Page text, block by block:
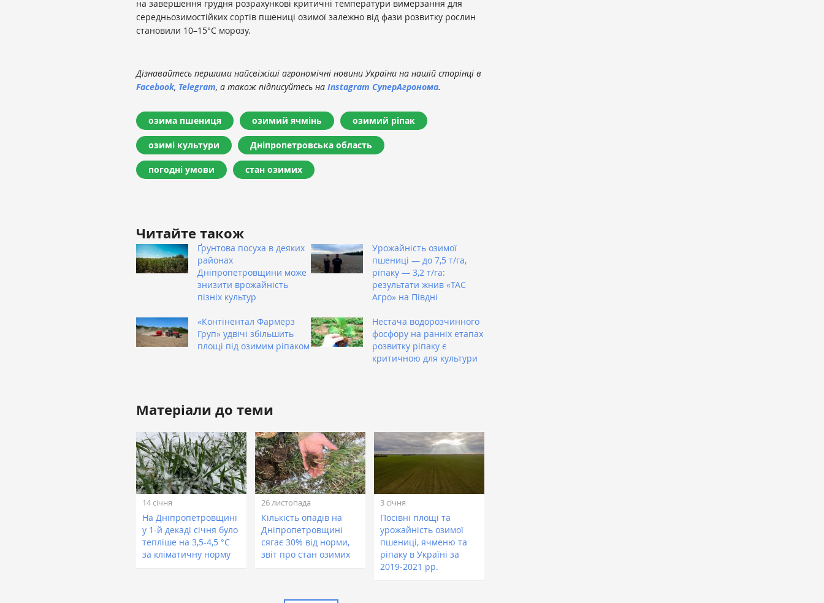
на завершення грудня розрахункові критичні температури вимерзання для
середньозимостійких сортів пшениці озимої залежно від фази розвитку рослин
становили 10–15°С морозу.
Дізнавайтесь першими найсвіжіші агрономічні новини України на нашій сторінці в
Facebook, Telegram, а також підписуйтесь на Instagram СуперАгронома.
озима пшениця озимий ячмінь озимий ріпак
озимі культури Дніпропетровська область
погодні умови стан озимих
Читайте також
Ґрунтова посуха в деяких
районах
Дніпропетровщини може
знизити врожайність
пізніх культур
Урожайність озимої
пшениці — до 7,5 т/га,
ріпаку — 3,2 т/га:
результати жнив «ТАС
Агро» на Півдні
«Контінентал Фармерз
Груп» удвічі збільшить
площі під озимим ріпаком
Нестача водорозчинного
фосфору на ранніх етапах
розвитку ріпаку є
критичною для культури
Матеріали до теми
14 січня
На Дніпропетровщині
у 1-й декаді січня було
тепліше на 3,5-4,5 °С
за кліматичну норму
26 листопада
Кількість опадів на
Дніпропетровщині
сягає 30% від норми,
звіт про стан озимих
3 січня
Посівні площі та
урожайність озимої
пшениці, ячменю та
ріпаку в Україні за
2019-2021 рр.